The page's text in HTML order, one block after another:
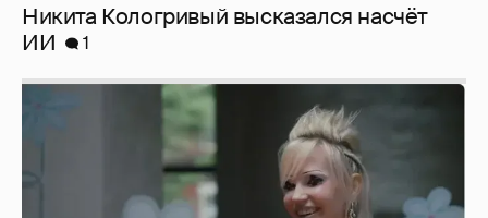
Никита Кологривый высказался насчёт
ИИ
1